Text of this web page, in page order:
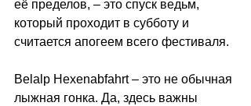
её пределов, – это спуск ведьм,
который проходит в субботу и
считается апогеем всего фестиваля.
Belalp Hexenabfahrt – это не обычная
лыжная гонка. Да, здесь важны